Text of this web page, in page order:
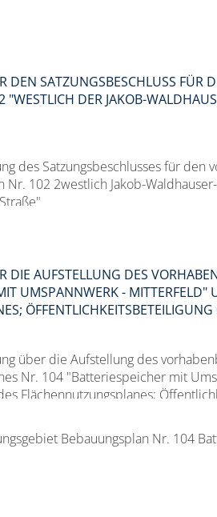
DEN SATZUNGSBESCHLUSS FÜR
DER JAKOB-
des Satzungsbeschlusses für den
Nr. 102 2westlich Jakob-
DIE AUFSTELLUNG DES
UMSPANNWERK -
ÖFFENTLICHKEITSBETEILIGUNG
über die Aufstellung des
Nr. 104 "Batteriespeicher mit
Flächennutzungsplanes;
Bebauungsplan Nr. 104